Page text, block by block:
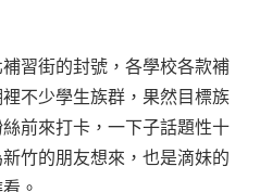
習街的封號，各學校各款補
不少學生族群，果然目標族
前來打卡，一下子話題性十
竹的朋友想來，也是滴妹的